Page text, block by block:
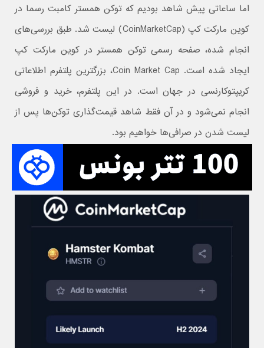
اما ساعاتی پیش شاهد بودیم که توکن همستر کامبت رسما در
کوین مارکت کپ (CoinMarketCap) لیست شد. طبق بررسی‌های
انجام شده، صفحه رسمی توکن همستر در کوین مارکت کپ
ایجاد شده است. Coin Market Cap، بزرگترین پلتفرم اطلاعاتی
کریپتوکارنسی در جهان است. در این پلتفرم، خرید و فروشی
انجام نمی‌شود و در آن فقط شاهد قیمت‌گذاری توکن‌ها پس از
لیست شدن در صرافی‌ها خواهیم بود.